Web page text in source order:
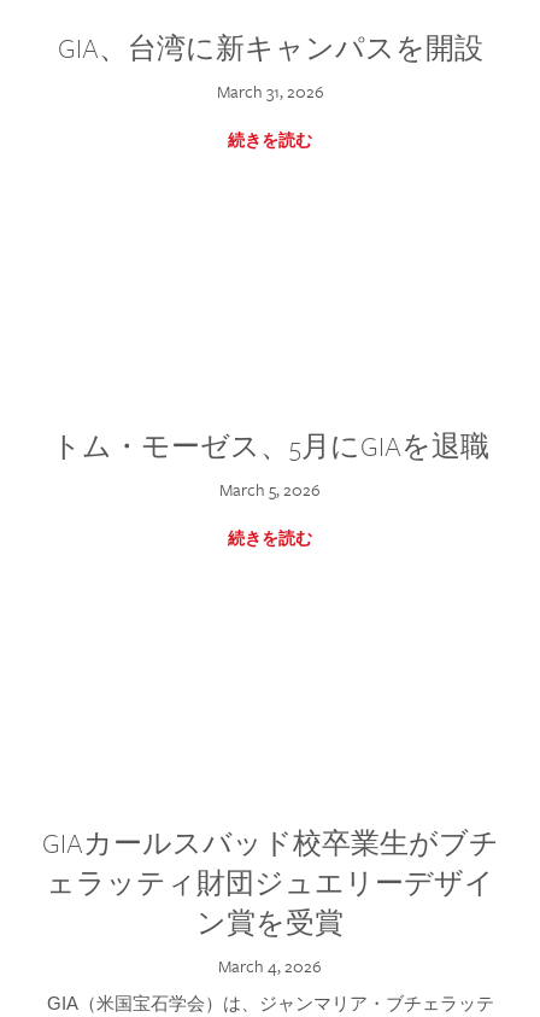
GIA、台湾に新キャンパスを開設
March 31, 2026
続きを読む
トム・モーゼス、5月にGIAを退職
March 5, 2026
続きを読む
GIAカールスバッド校卒業生がブチ
ェラッティ財団ジュエリーデザイ
ン賞を受賞
March 4, 2026
GIA（米国宝石学会）は、ジャンマリア・ブチェラッテ